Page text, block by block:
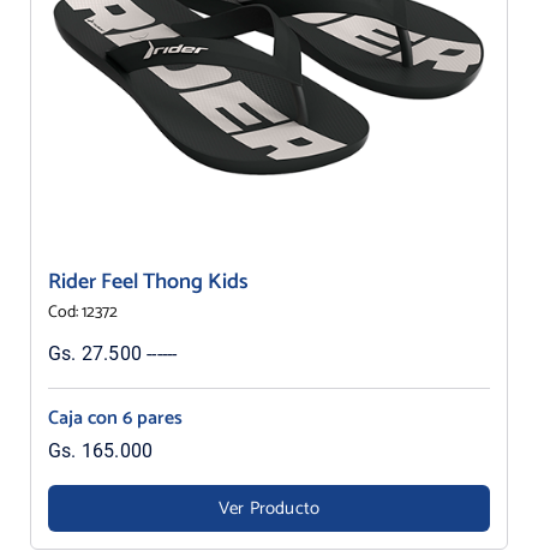
Rider Feel Thong Kids
Cod: 12372
Gs. 27.500 ------
Caja con 6 pares
Gs. 165.000
Ver Producto